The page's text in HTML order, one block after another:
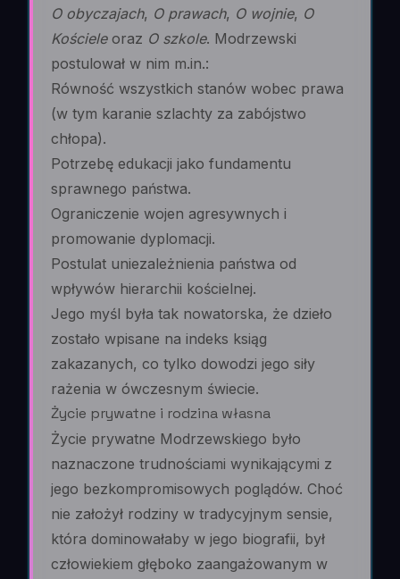
O obyczajach, O prawach, O wojnie, O
Kościeleoraz O szkole. Modrzewski
postulował w nim m.in.:
Równość wszystkich stanów wobec prawa
(w tym karanie szlachty za zabójstwo
chłopa).
Potrzebę edukacji jako fundamentu
sprawnego państwa.
Ograniczenie wojen agresywnych i
promowanie dyplomacji.
Postulat uniezależnienia państwa od
wpływów hierarchii kościelnej.
Jego myśl była tak nowatorska, że dzieło
zostało wpisane na indeks ksiąg
zakazanych, co tylko dowodzi jego siły
rażenia w ówczesnym świecie.
Życie prywatne i rodzina własna
Życie prywatne Modrzewskiego było
naznaczone trudnościami wynikającymi z
jego bezkompromisowych poglądów. Choć
nie założył rodziny w tradycyjnym sensie,
która dominowałaby w jego biografii, był
człowiekiem głęboko zaangażowanym w